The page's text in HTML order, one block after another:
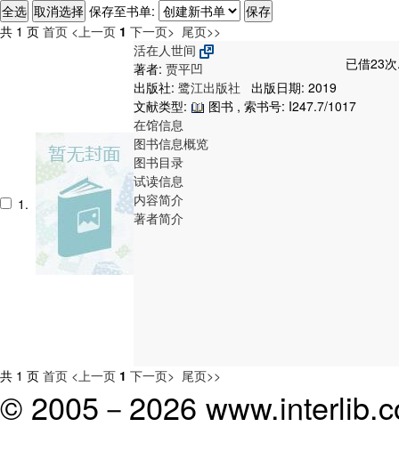
保存至书单:
共 1 页 首页 <上一页 1 下一页> 尾页>>
1.
活在人世间
已借23
著者: 贾平凹
出版社: 鹭江出版社
出版日期: 2019
文献类型:
图书 , 索书号: I247.7/1017
在馆信息
图书信息概览
图书目录
试读信息
内容简介
著者简介
共 1 页 首页 <上一页 1 下一页> 尾页>>
© 2005－ 2026